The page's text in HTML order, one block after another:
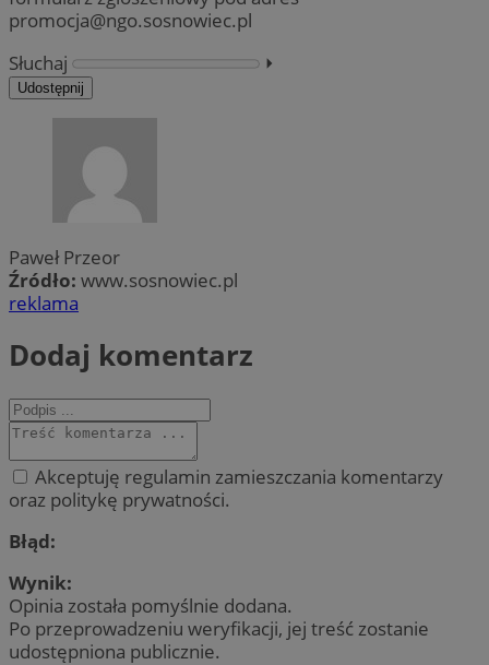
promocja@ngo.sosnowiec.pl
Słuchaj
⏵︎
Udostępnij
Paweł Przeor
Źródło: www.sosnowiec.pl
reklama
Dodaj komentarz
Akceptuję regulamin zamieszczania komentarzy
oraz politykę prywatności.
Błąd:
Wynik:
Opinia została pomyślnie dodana.
Po przeprowadzeniu weryfikacji, jej treść zostanie
udostępniona publicznie.